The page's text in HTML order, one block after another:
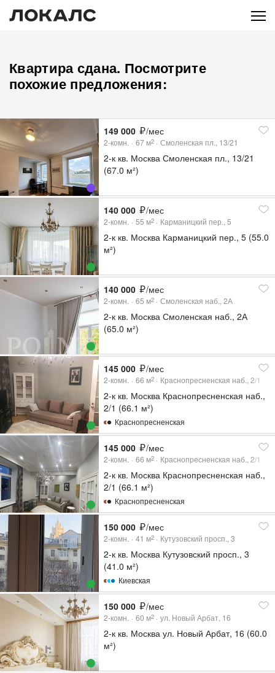
Квартира сдана. Посмотрите
похожие предложения:
149 000 /мес
2-комн. 67 м2 Смоленская пл., 13/21
2-к кв. Москва Смоленская пл., 13/21
(67.0 м²)
140 000 /мес
2-комн. 55 м2 Карманицкий пер., 5
2-к кв. Москва Карманицкий пер., 5 (55.0
м²)
140 000 /мес
2-комн. 65 м2 Смоленская наб., 2А
2-к кв. Москва Смоленская наб., 2А
(65.0 м²)
145 000 /мес
2-комн. 66 м2 Краснопресненская наб., 2/1
2-к кв. Москва Краснопресненская наб.,
2/1 (66.1 м²)
Краснопресненская
145 000 /мес
2-комн. 66 м2 Краснопресненская наб., 2/1
2-к кв. Москва Краснопресненская наб.,
2/1 (66.1 м²)
Краснопресненская
150 000 /мес
2-комн. 41 м2 Кутузовский просп., 3
2-к кв. Москва Кутузовский просп., 3
(41.0 м²)
Киевская
150 000 /мес
2-комн. 60 м2 ул. Новый Арбат, 16
2-к кв. Москва ул. Новый Арбат, 16 (60.0
м²)